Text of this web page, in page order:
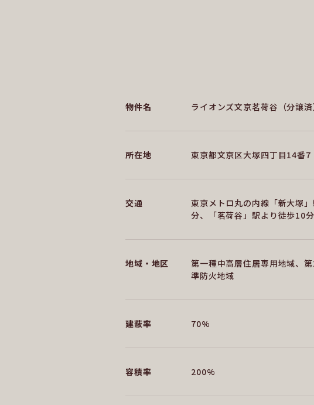
物件名 ライオンズ文京茗荷谷（分譲済
所在地 東京都文京区大塚四丁目14番7
交通
東京メトロ丸の内線「新大塚
分、「茗荷谷」駅より徒歩10分
地域・地区
第一種中高層住居専用地域、第
準防火地域
建蔽率 70%
容積率 200%